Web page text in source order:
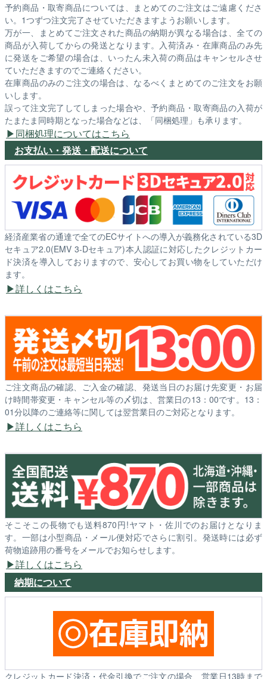
予約商品・取寄商品については、まとめてのご注文はご遠慮くださ
い。1つずつ注文完了させていただきますようお願いします。
万が一、まとめてご注文された商品の納期が異なる場合は、全ての
商品が入荷してからの発送となります。入荷済み・在庫商品のみ先
に発送をご希望の場合は、いったん未入荷の商品はキャンセルさせ
ていただきますのでご連絡ください。
在庫商品のみのご注文の場合は、なるべくまとめてのご注文をお願
いします。
誤って注文完了してしまった場合や、予約商品・取寄商品の入荷が
たまたま同時期となった場合などは、「同梱処理」も承ります。
同梱処理についてはこちら
お支払い・発送・配送について
経済産業省の通達で全てのECサイトへの導入が義務化されている3D
セキュア2.0(EMV 3-Dセキュア)本人認証に対応したクレジットカー
ド決済を導入しておりますので、安心してお買い物をしていただけ
ます。
詳しくはこちら
ご注文商品の確認、ご入金の確認、発送当日のお届け先変更・お届
け時間帯変更・キャンセル等の〆切は、営業日の13：00です。13：
01分以降のご連絡等に関しては翌営業日のご対応となります。
詳しくはこちら
そこそこの長物でも送料870円!ヤマト・佐川でのお届けとなりま
す。一部は小型商品・メール便対応でさらに割引。発送時には必ず
荷物追跡用の番号をメールでお知らせします。
詳しくはこちら
納期について
クレジットカード決済・代金引換でご注文の場合、営業日13時まで